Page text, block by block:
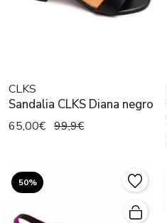
CLKS
Sandalia CLKS Diana negro
65,00€ 99,9€
50%